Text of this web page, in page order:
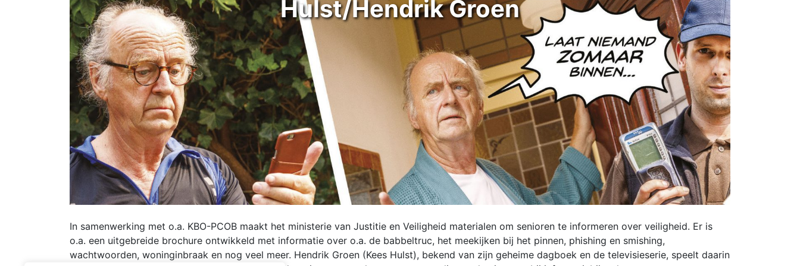
Hulst/Hendrik Groen
In samenwerking met o.a. KBO-PCOB maakt het ministerie van Justitie en Veiligheid materialen om senioren te informeren over veiligheid. Er is
o.a. een uitgebreide brochure ontwikkeld met informatie over o.a. de babbeltruc, het meekijken bij het pinnen, phishing en smishing,
wachtwoorden, woninginbraak en nog veel meer. Hendrik Groen (Kees Hulst), bekend van zijn geheime dagboek en de televisieserie, speelt daarin